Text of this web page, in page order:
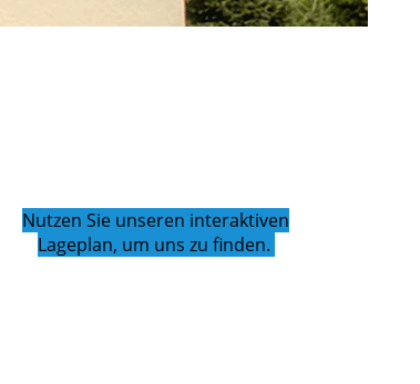
Nutzen Sie unseren interaktiven
Lageplan, um uns zu finden.